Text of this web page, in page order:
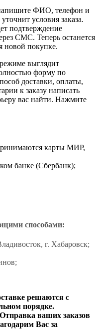
ФИО, телефон и
условия заказа.
подтверждение
СМС. Теперь останется
новой покупке.
выглядит
форму по
доставки, оплаты,
к заказу написать
вас найти. Нажмите
карты МИР,
банке (Сбербанк);
способами:
г. Хабаровск;
решаются с
порядке.
ваших заказов
Вас за